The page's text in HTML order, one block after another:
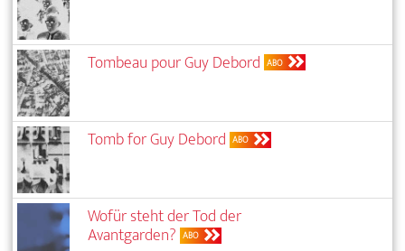
Tombeau pour Guy Debord ABO
Tomb for Guy Debord ABO
Wofür steht der Tod der
Avantgarden? ABO